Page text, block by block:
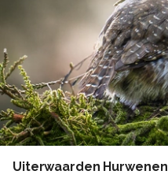
Uiterwaarden Hurwenen